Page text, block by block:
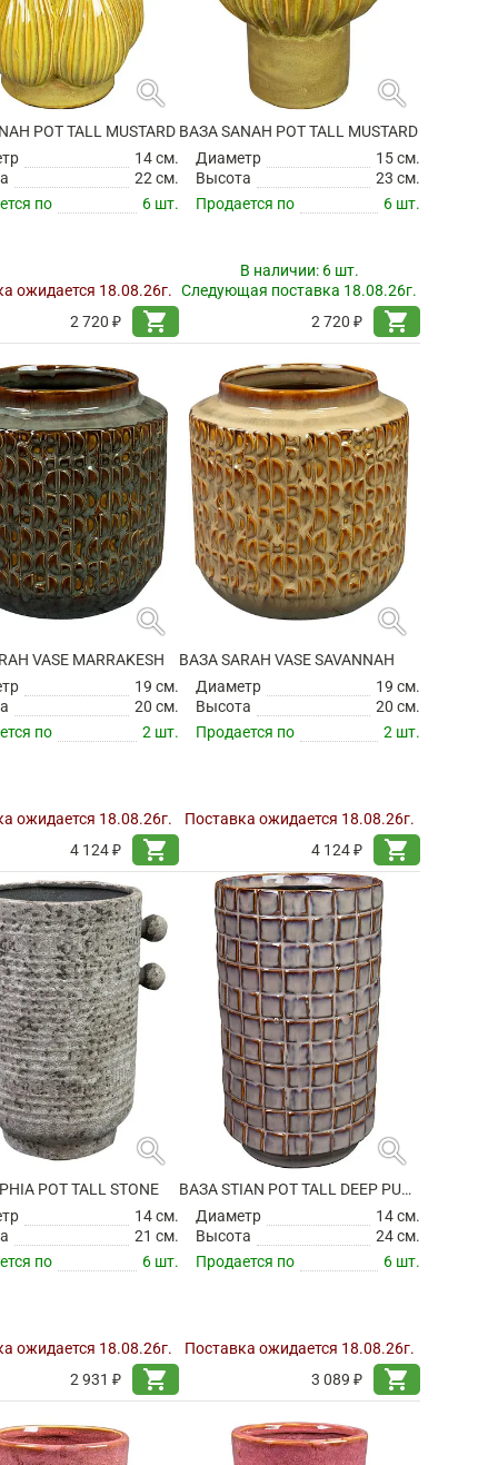
search
POT TALL MUSTARD
14 см.
22 см.
по
6 шт.
ожидается 18.08.26г.
2 720 ₽
shopping_cart
search
ВАЗА SANAH POT TALL MUSTARD
Диаметр
15 см.
Высота
23 см.
Продается по
6 шт.
В наличии: 6 шт.
Следующая поставка 18.08.26г.
2 720 ₽
shopping_cart
search
VASE MARRAKESH
19 см.
20 см.
по
2 шт.
ожидается 18.08.26г.
4 124 ₽
shopping_cart
search
ВАЗА SARAH VASE SAVANNAH
Диаметр
19 см.
Высота
20 см.
Продается по
2 шт.
Поставка ожидается 18.08.26г.
4 124 ₽
shopping_cart
search
POT TALL STONE
14 см.
21 см.
по
6 шт.
ожидается 18.08.26г.
2 931 ₽
shopping_cart
search
ВАЗА STIAN POT TALL DEEP PURPLE
Диаметр
14 см.
Высота
24 см.
Продается по
6 шт.
Поставка ожидается 18.08.26г.
3 089 ₽
shopping_cart